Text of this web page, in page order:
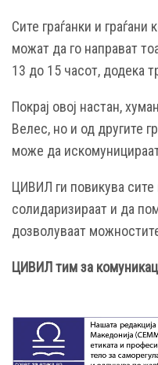
Сите граѓанки и граѓани
можат да го направат
13 до 15 часот, додека
Покрај овој настан,
Велес, но и од другите
може да
ЦИВИЛ ги повикува сите
солидаризираат и да
дозволуваат
ЦИВИЛ тим за